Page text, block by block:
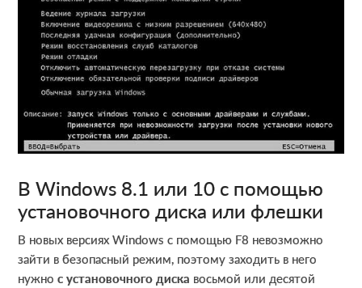
В Windows 8.1 или 10 с помощью
установочного диска или флешки
В новых версиях Windows с помощью F8 невозможно
зайти в безопасный режим, поэтому заходить в него
нужнос установочного диска восьмой или десятой